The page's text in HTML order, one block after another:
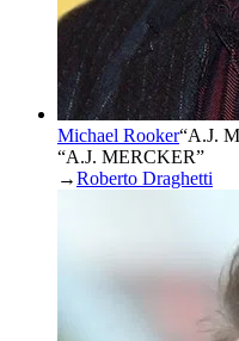
Michael Rooker“A.J.
“A.J. MERCKER”
→Roberto Draghetti